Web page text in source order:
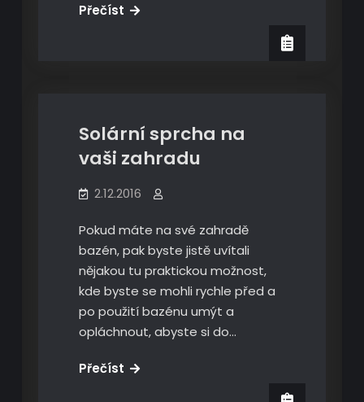
PřečístCo
Solární sprcha na
vaši zahradu
2.12.2016
Pokud máte na své zahradě
bazén, pak byste jistě uvítali
nějakou tu praktickou možnost,
kde byste se mohli rychle před a
po použití bazénu umýt a
opláchnout, abyste si do…
PřečístSolární